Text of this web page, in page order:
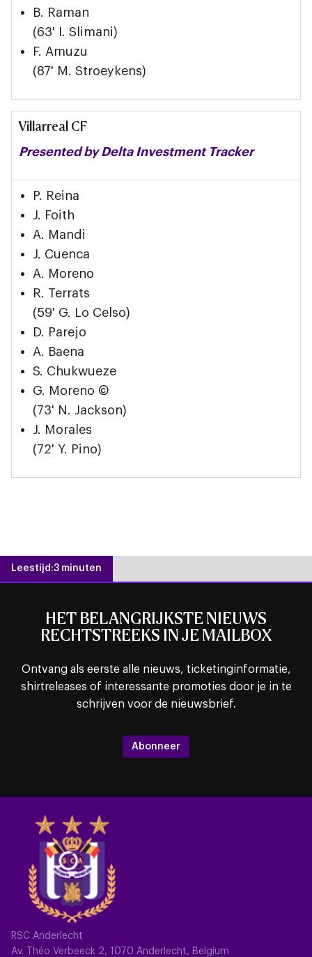
B. Raman
(63' I. Slimani)
F. Amuzu
(87' M. Stroeykens)
Villarreal CF
Presented by Delta Investment Tracker
P. Reina
J. Foith
A. Mandi
J. Cuenca
A. Moreno
R. Terrats
(59' G. Lo Celso)
D. Parejo
A. Baena
S. Chukwueze
G. Moreno ©
(73' N. Jackson)
J. Morales
(72' Y. Pino)
Leestijd:3 minuten
RSC Anderlecht
Av. Théo Verbeeck 2, 1070 Anderlecht, Belgium
HET BELANGRIJKSTE NIEUWS
RECHTSTREEKS IN JE MAILBOX
Ontvang als eerste alle nieuws, ticketinginformatie,
shirtreleases of interessante promoties door je in te
schrijven voor de nieuwsbrief.
Abonneer